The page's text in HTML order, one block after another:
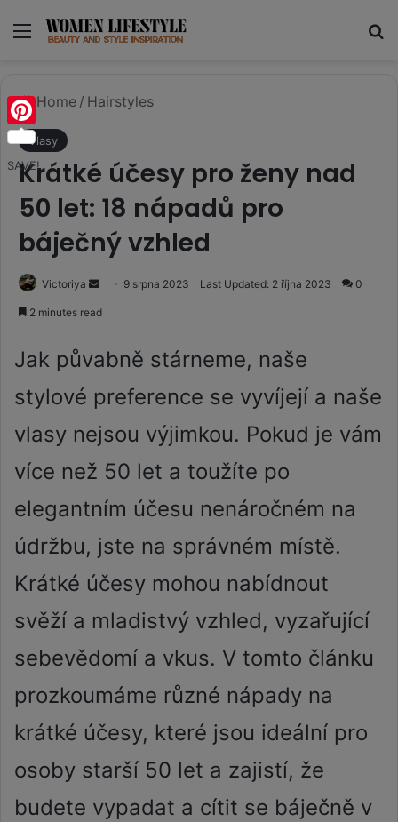
Menu
Home / Hairstyles
Vlasy
Krátké účesy pro ženy nad
50 let: 18 nápadů pro
báječný vzhled
Victoriya
Send 9 srpna 2023 Last Updated: 2 října 2023 0
2 minutes read
Jak půvabně stárneme, naše
stylové preference se vyvíjejí a naše
vlasy nejsou výjimkou. Pokud je vám
více než 50 let a toužíte po
elegantním účesu nenáročném na
údržbu, jste na správném místě.
Krátké účesy mohou nabídnout
svěží a mladistvý vzhled, vyzařující
sebevědomí a vkus. V tomto článku
prozkoumáme různé nápady na
krátké účesy, které jsou ideální pro
osoby starší 50 let a zajistí, že
budete vypadat a cítit se báječně v
Pinterest
SAVE!